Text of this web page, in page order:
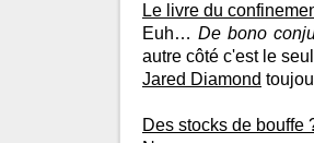
Le livre du
Euh… De bono
autre côté c'est le
Jared Diamond
Des stocks de bouffe